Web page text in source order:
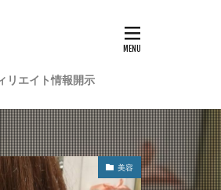
リエイト情報開示
美容